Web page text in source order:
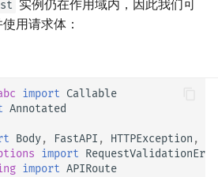
实例仍在作用域内，因此我们可
用请求体：
import Callable
Annotated
Body, FastAPI , HTTPException ,
import
import APIRoute